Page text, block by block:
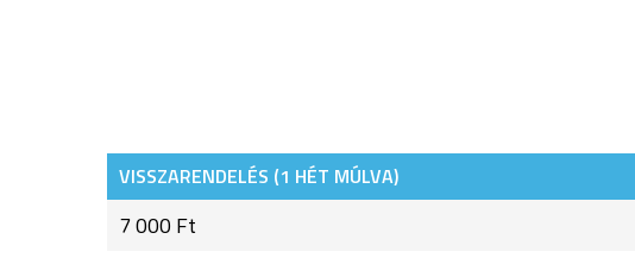
VISSZARENDELÉS (1 HÉT MÚLVA)
7 000 Ft